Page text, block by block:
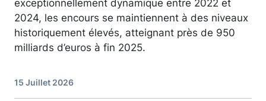
exceptionnellement dynamique entre 2022 et
2024, les encours se maintiennent à des niveaux
historiquement élevés, atteignant près de 950
milliards d’euros à fin 2025.
15 Juillet 2026